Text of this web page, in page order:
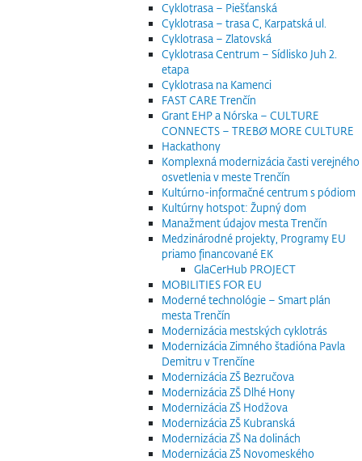
Cyklotrasa – Piešťanská
Cyklotrasa – trasa C, Karpatská ul.
Cyklotrasa – Zlatovská
Cyklotrasa Centrum – Sídlisko Juh 2.
etapa
Cyklotrasa na Kamenci
FAST CARE Trenčín
Grant EHP a Nórska – CULTURE
CONNECTS – TREBØ MORE CULTURE
Hackathony
Komplexná modernizácia časti verejného
osvetlenia v meste Trenčín
Kultúrno-informačné centrum s pódiom
Kultúrny hotspot: Župný dom
Manažment údajov mesta Trenčín
Medzinárodné projekty, Programy EU
priamo financované EK
GlaCerHub PROJECT
MOBILITIES FOR EU
Moderné technológie – Smart plán
mesta Trenčín
Modernizácia mestských cyklotrás
Modernizácia Zimného štadióna Pavla
Demitru v Trenčíne
Modernizácia ZŠ Bezručova
Modernizácia ZŠ Dlhé Hony
Modernizácia ZŠ Hodžova
Modernizácia ZŠ Kubranská
Modernizácia ZŠ Na dolinách
Modernizácia ZŠ Novomeského